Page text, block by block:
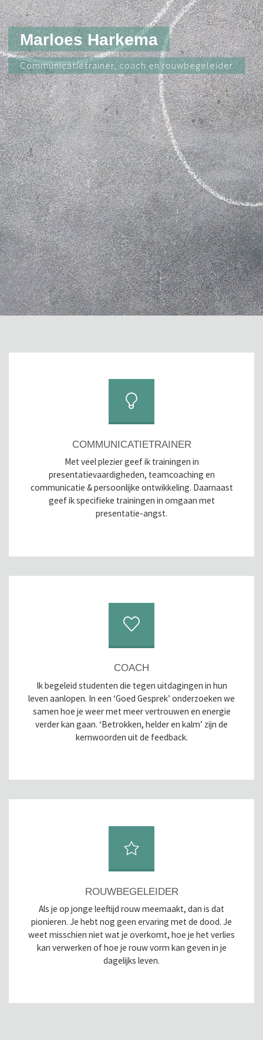
Marloes Harkema
Communicatietrainer, coach en rouwbegeleider
COMMUNICATIETRAINER
Met veel plezier geef ik trainingen in
presentatievaardigheden, teamcoaching en
communicatie & persoonlijke ontwikkeling. Daarnaast
geef ik specifieke trainingen in omgaan met
presentatie-angst.
COACH
Ik begeleid studenten die tegen uitdagingen in hun
leven aanlopen. In een ‘Goed Gesprek’ onderzoeken we
samen hoe je weer met meer vertrouwen en energie
verder kan gaan. ‘Betrokken, helder en kalm’ zijn de
kernwoorden uit de feedback.
ROUWBEGELEIDER
Als je op jonge leeftijd rouw meemaakt, dan is dat
pionieren. Je hebt nog geen ervaring met de dood. Je
weet misschien niet wat je overkomt, hoe je het verlies
kan verwerken of hoe je rouw vorm kan geven in je
dagelijks leven.